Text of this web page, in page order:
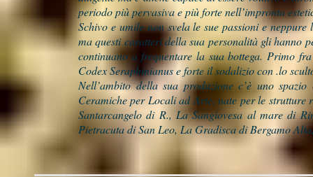
periodo più pervasiva e più forte nell’impronta
Schivo e umile non svela le sue passioni e
ma questi caratteri della sua personalità gli hanno
continuano a frequentare la sua bottega. Primo
Codex Seraphinianus e forte il sodalizio con .lo
Nell’ambito della sua produzione c’è uno
Ceramiche per Locali ad Arte, nate per le strutture
Santarcangelo di R., La Sangiovesa al mare di
Pietracuta di San Leo, La Gradisca di Bergamo